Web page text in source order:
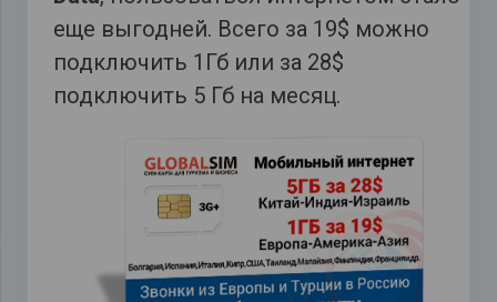
еще выгодней. Всего за 19$ можно
подключить 1Гб или за 28$
подключить 5 Гб на месяц.